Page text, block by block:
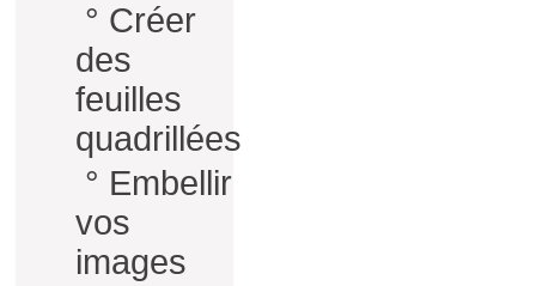
° Créer
des
feuilles
quadrillées
° Embellir
vos
images